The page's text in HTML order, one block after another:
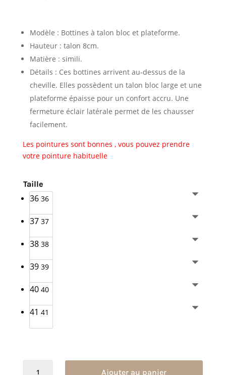
Modèle : Bottines à talon bloc et plateforme.
Hauteur : talon 8cm.
Matière : simili.
Détails : Ces bottines arrivent au-dessus de la
cheville. Elles possèdent un talon bloc large et une
plateforme épaisse pour un confort accru. Une
fermeture éclair latérale permet de les chausser
facilement.
Les pointures sont bonnes , vous pouvez prendre
votre pointure habituelle
Taille
36 36
37 37
38 38
39 39
40 40
41 41
Ajouter au panier